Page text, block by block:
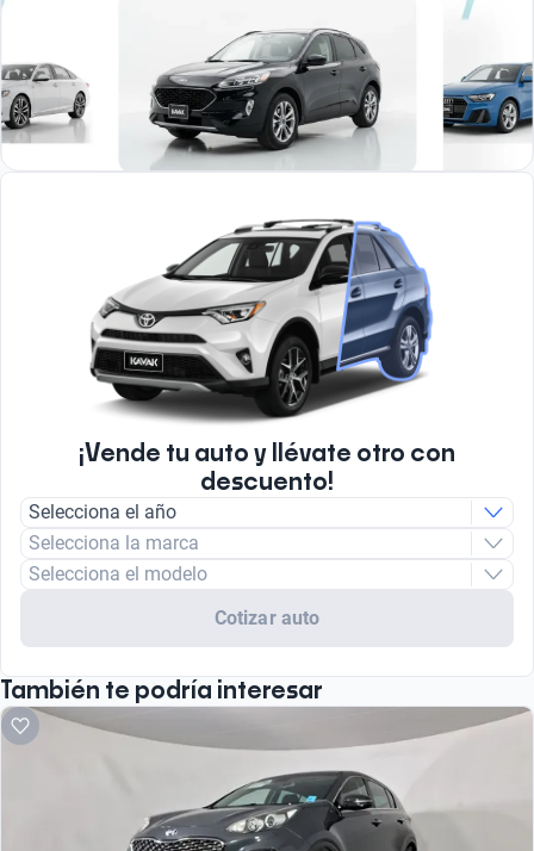
¡Vende tu auto y llévate otro con
descuento!
Selecciona el año
Selecciona la marca
Selecciona el modelo
Cotizar auto
También te podría interesar